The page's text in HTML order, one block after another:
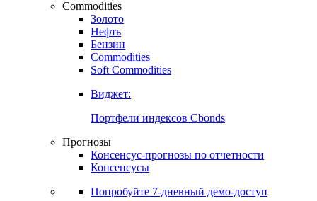
Commodities
Золото
Нефть
Бензин
Commodities
Soft Commodities
Виджет:
Портфели индексов Cbonds
Прогнозы
Консенсус-прогнозы по отчетности
Консенсусы
Попробуйте 7-дневный демо-доступ